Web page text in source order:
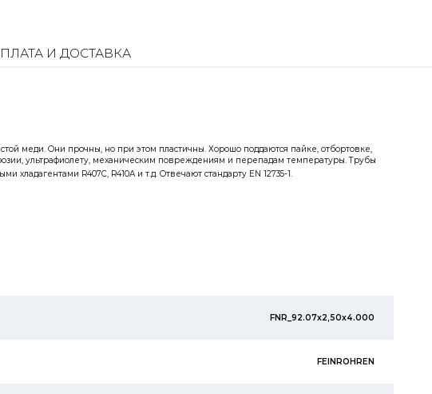
И ДОСТАВКА
меди. Они прочны, но при этом пластичны. Хорошо поддаются пайке, отбортовке,
ультрафиолету, механическим повреждениям и перепадам температуры. Трубы
хладагентами R407C, R410A и т.д. Отвечают стандарту EN 12735-1.
FNR_92.07x2,50x4.000
FEINROHREN